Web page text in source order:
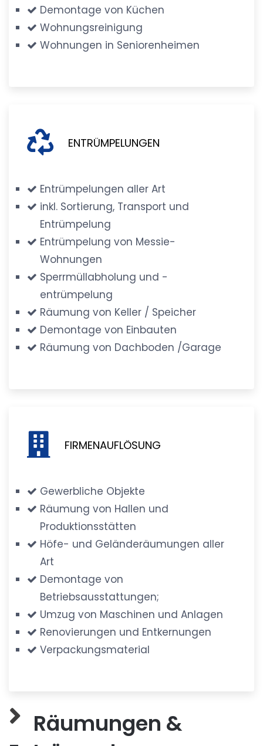
Demontage von Küchen
Wohnungsreinigung
Wohnungen in Seniorenheimen
ENTRÜMPELUNGEN
Entrümpelungen aller Art
inkl. Sortierung, Transport und
Entrümpelung
Entrümpelung von Messie-
Wohnungen
Sperrmüllabholung und -
entrümpelung
Räumung von Keller / Speicher
Demontage von Einbauten
Räumung von Dachboden /Garage
FIRMENAUFLÖSUNG
Gewerbliche Objekte
Räumung von Hallen und
Produktionsstätten
Höfe- und Geländeräumungen aller
Art
Demontage von
Betriebsausstattungen;
Umzug von Maschinen und Anlagen
Renovierungen und Entkernungen
Verpackungsmaterial
Räumungen &